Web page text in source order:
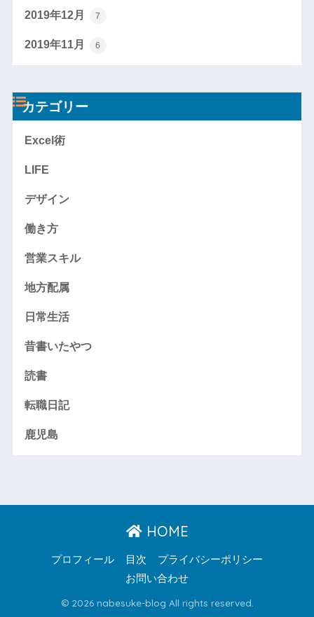
2019年12月 7
2019年11月 6
カテゴリー
Excel術
LIFE
デザイン
働き方
営業スキル
地方配属
日常生活
昔書いたやつ
読書
転職日記
鹿児島
HOME
プロフィール 目次
プライバシーポリシー
お問い合わせ
© 2026 nabesuke-blog All rights reserved.